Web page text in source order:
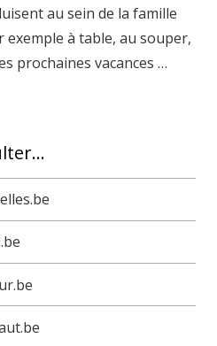
au sein de la famille
exemple à table, au souper,
prochaines vacances …